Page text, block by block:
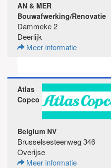
AN & MER
Bouwafwerking/Renovatie
Dammeke 2
Deerlijk
Meer informatie
Atlas
Copco
Belgium NV
Brusselsesteenweg 346
Overijse
Meer informatie